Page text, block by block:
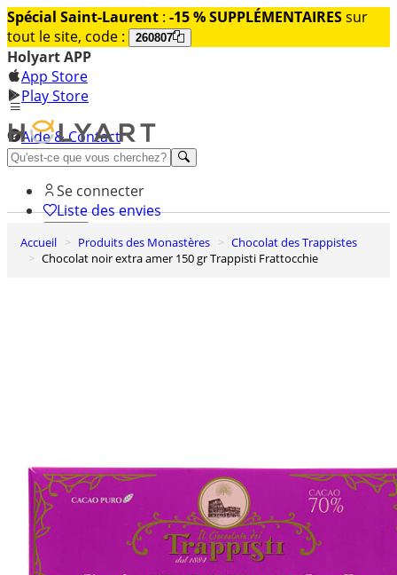
Spécial Saint-Laurent : -15 % SUPPLÉMENTAIRESsur
tout le site, code :
260807
Holyart APP
App Store
Play Store
Aide & Contact
Découvrez Premium
Se connecter
Liste des envies
0
Panier
Accueil Produits des Monastères
Chocolat des Trappistes
Chocolat noir extra amer 150 gr Trappisti Frattocchie